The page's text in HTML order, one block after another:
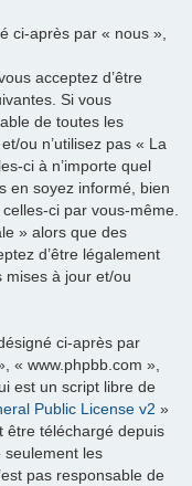
ci-après par « nous »,
acceptez d’être
Si vous
de toutes les
ou n’utilisez pas « La
ci à n’importe quel
en soyez informé, bien
ci par vous-même.
» alors que des
d’être légalement
mises à jour et/ou
ci-après par
« www.phpbb.com »,
est un script libre de
Public License v2 »
être téléchargé depuis
seulement les
pas responsable de